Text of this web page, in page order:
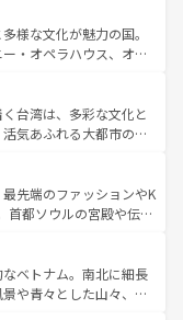
美食が融合した独特の
地域で異なる魅力を楽
史を感じることができ
しい。
観光地といえばオアフ
ウイ島やカウアイ島が
く海をはじめ、豊かな
迎えてくれるハワイの
ワイアンミュージッ
てがハワイの魅力を彩
い。
様な文化が魅力の国。
・オペラハウス、オー
ウルル（エアーズロッ
ケアンズの熱帯雨林な
フェやワイン、オージ
り、サーフィンやダイ
ア好きにはたまらな
存分に味わいつくそ
台湾は、多彩な文化と
気あふれる大都市の台
東部など、都市の喧騒
れる人に新しい発見と
深い台湾の食文化も魅
バラエティ豊かな料理
情報は コンテンツ一覧を参
先端のファッションやK
首都ソウルの宮殿や伝統
自然美を楽しむことが
品のストリートフード
いる。夜には、韓国な
ベトナム。南北に細長
や青々とした山々、世